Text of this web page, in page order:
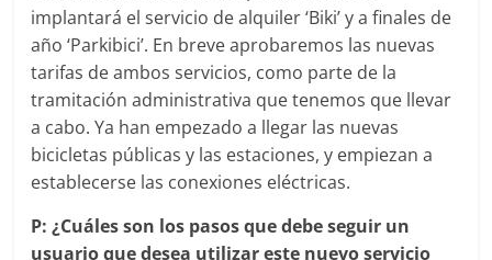
implantará el servicio de alquiler ‘Biki’ y a finales de
año ‘Parkibici’. En breve aprobaremos las nuevas
tarifas de ambos servicios, como parte de la
tramitación administrativa que tenemos que llevar
a cabo. Ya han empezado a llegar las nuevas
bicicletas públicas y las estaciones, y empiezan a
establecerse las conexiones eléctricas.
P: ¿Cuáles son los pasos que debe seguir un
usuario que desea utilizar este nuevo servicio